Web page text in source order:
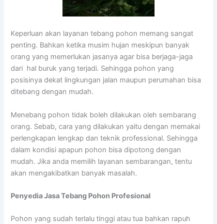
Keperluan akan layanan tebang pohon memang sangat
penting. Bahkan ketika musim hujan meskipun banyak
orang yang memerlukan jasanya agar bisa berjaga-jaga
dari hal buruk yang terjadi. Sehingga pohon yang
posisinya dekat lingkungan jalan maupun perumahan bisa
ditebang dengan mudah.
Menebang pohon tidak boleh dilakukan oleh sembarang
orang. Sebab, cara yang dilakukan yaitu dengan memakai
perlengkapan lengkap dan teknik professional. Sehingga
dalam kondisi apapun pohon bisa dipotong dengan
mudah. Jika anda memilih layanan sembarangan, tentu
akan mengakibatkan banyak masalah.
PenyediaJasa Tebang Pohon Profesional
Pohon yang sudah terlalu tinggi atau tua bahkan rapuh